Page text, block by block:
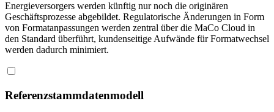
Energieversorgers werden künftig nur noch die originären
Geschäftsprozesse abgebildet. Regulatorische Änderungen in Form
von Formatanpassungen werden zentral über die MaCo Cloud in
den Standard überführt, kundenseitige Aufwände für Formatwechsel
werden dadurch minimiert.
Referenzstammdatenmodell